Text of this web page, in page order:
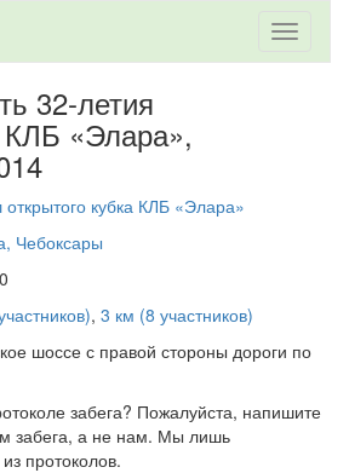
Toggle
32-летия
КЛБ «Элара»,
кубка КЛБ «Элара»
Чебоксары
, 3 км (8 участников)
шоссе с правой стороны дороги по
забега? Пожалуйста, напишите
забега, а не нам. Мы лишь
протоколов.